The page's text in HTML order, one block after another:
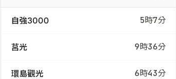
自強3000 5時7分
莒光 9時36分
環島觀光 6時43分